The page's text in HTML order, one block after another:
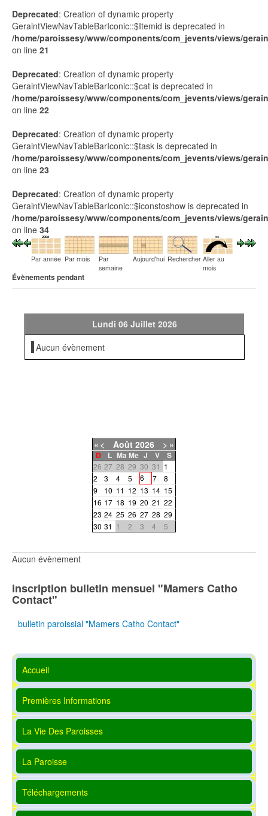
Deprecated: Creation of dynamic property
GeraintViewNavTableBarIconic::$Itemid is deprecated in
/home/paroissesy/www/components/com_jevents/views/
on line 21
Deprecated: Creation of dynamic property
GeraintViewNavTableBarIconic::$cat is deprecated in
/home/paroissesy/www/components/com_jevents/views/
on line 22
Deprecated: Creation of dynamic property
GeraintViewNavTableBarIconic::$task is deprecated in
/home/paroissesy/www/components/com_jevents/views/
on line 23
Deprecated: Creation of dynamic property
GeraintViewNavTableBarIconic::$iconstoshow is deprecated in
/home/paroissesy/www/components/com_jevents/views/
on line 34
Par année Par mois
Par
semaine
Aujourd'hui Rechercher Aller au
mois
Évènements pendant
Lundi 06 Juillet 2026
Aucun évènement
« < Août 2026 > »
D L Ma Me J V S
26 27 28 29 30 31 1
2
3 4 5 6 7
8
9
10 11 12 13 14 15
16 17 18 19 20 21 22
23 24 25 26 27 28 29
30 31 1 2 3 4 5
Aucun évènement
inscription bulletin mensuel "Mamers Catho
Contact"
bulletin paroissial "Mamers Catho Contact"
Accueil
Premières Informations
La Vie Des Paroisses
La Paroisse
Téléchargements